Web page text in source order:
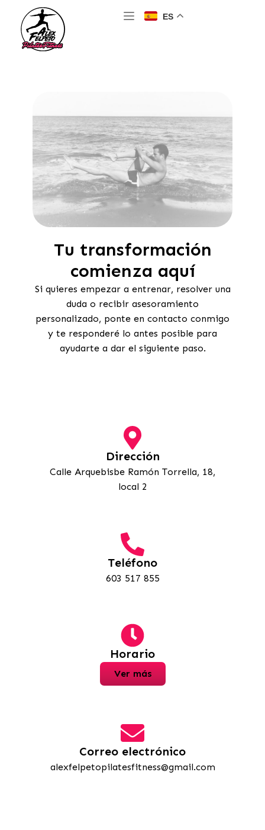
ES
Tu transformación
comienza aquí
Si quieres empezar a entrenar, resolver una
duda o recibir asesoramiento
personalizado, ponte en contacto conmigo
y te responderé lo antes posible para
ayudarte a dar el siguiente paso.
Dirección
Calle Arquebisbe Ramón Torrella, 18,
local 2
Teléfono
603 517 855
Horario
Ver más
Correo electrónico
alexfelpetopilatesfitness@gmail.com